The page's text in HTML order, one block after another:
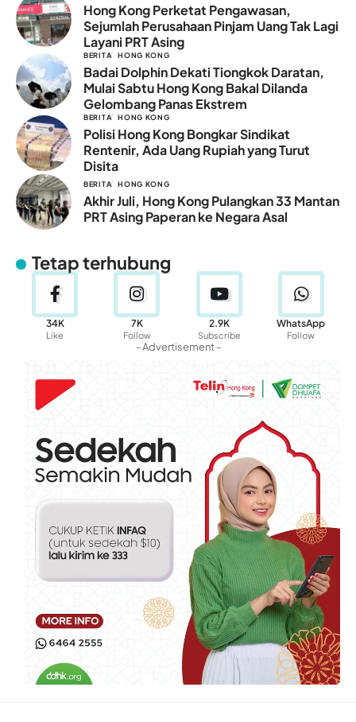
Hong Kong Perketat Pengawasan,
Sejumlah Perusahaan Pinjam Uang Tak Lagi
Layani PRT Asing
BERITA HONG KONG
Badai Dolphin Dekati Tiongkok Daratan,
Mulai Sabtu Hong Kong Bakal Dilanda
Gelombang Panas Ekstrem
BERITA HONG KONG
Polisi Hong Kong Bongkar Sindikat
Rentenir, Ada Uang Rupiah yang Turut
Disita
BERITA HONG KONG
Akhir Juli, Hong Kong Pulangkan 33 Mantan
PRT Asing Paperan ke Negara Asal
Tetap terhubung
34K
Like
7K
Follow
2.9K
Subscribe
WhatsApp
Follow
- Advertisement -